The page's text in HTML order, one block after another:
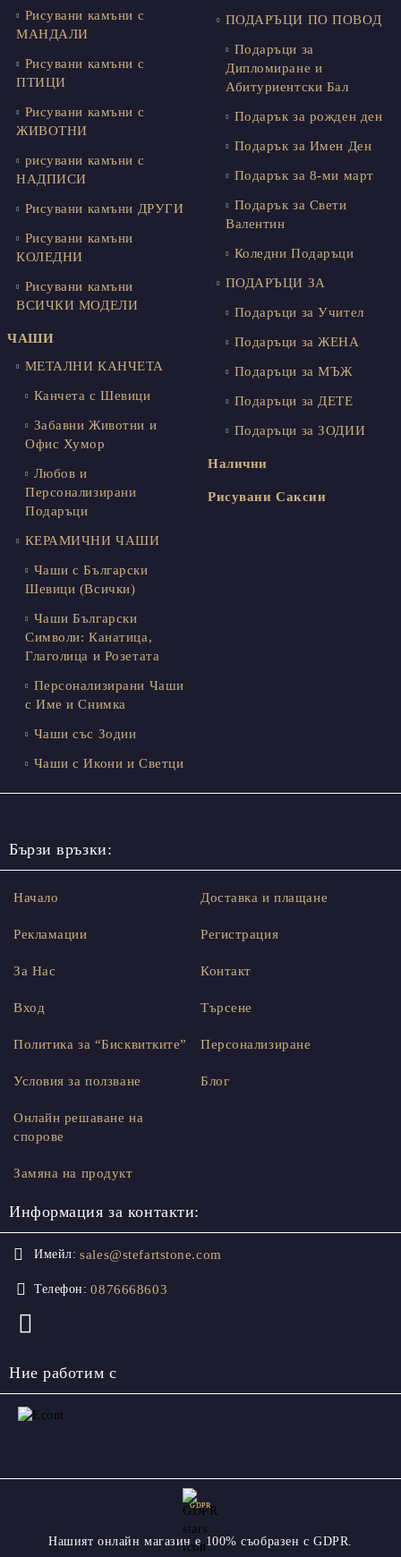
Рисувани камъни с
МАНДАЛИ
Рисувани камъни с
ПТИЦИ
Рисувани камъни с
ЖИВОТНИ
рисувани камъни с
НАДПИСИ
Рисувани камъни ДРУГИ
Рисувани камъни
КОЛЕДНИ
Рисувани камъни
ВСИЧКИ МОДЕЛИ
ЧАШИ
МЕТАЛНИ КАНЧЕТА
Канчета с Шевици
Забавни Животни и
Офис Хумор
Любов и
Персонализирани
Подаръци
КЕРАМИЧНИ ЧАШИ
Чаши с Български
Шевици (Всички)
Чаши Български
Символи: Канатица,
Глаголица и Розетата
Персонализирани Чаши
с Име и Снимка
Чаши със Зодии
Чаши с Икони и Светци
ПОДАРЪЦИ ПО ПОВОД
Подаръци за
Дипломиране и
Абитуриентски Бал
Подарък за рожден ден
Подарък за Имен Ден
Подарък за 8-ми март
Подарък за Свети
Валентин
Коледни Подаръци
ПОДАРЪЦИ ЗА
Подаръци за Учител
Подаръци за ЖЕНА
Подаръци за МЪЖ
Подаръци за ДЕТЕ
Подаръци за ЗОДИИ
Налични
Рисувани Саксии
Бързи връзки:
Начало
Рекламации
За Нас
Вход
Доставка и плащане
Регистрация
Контакт
Търсене
Политика за “Бисквитките”
Условия за ползване
Онлайн решаване на
спорове
Замяна на продукт
Персонализиране
Блог
Информация за контакти:
Имейл: sales@stefartstone.com
Телефон: 0876668603
Ние работим с
GDPR
Нашият онлайн магазин е 100% съобразен с GDPR.